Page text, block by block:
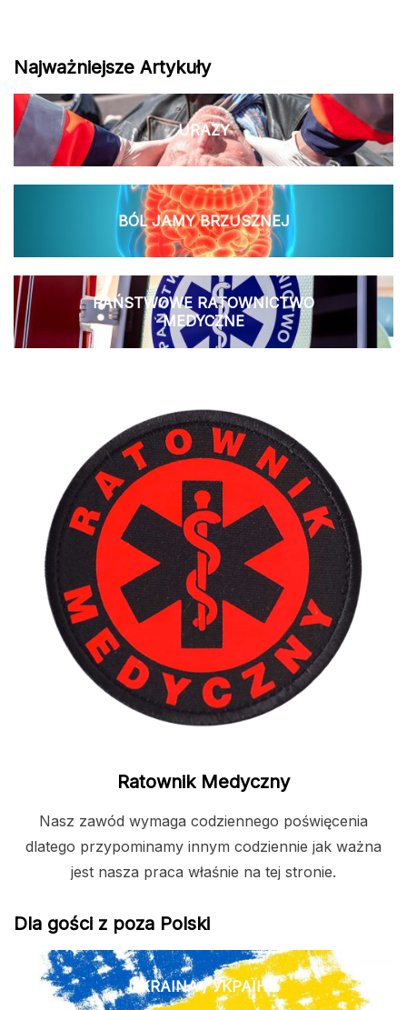
Najważniejsze Artykuły
URAZY
BÓL JAMY BRZUSZNEJ
PAŃSTWOWE RATOWNICTWO
MEDYCZNE
Ratownik Medyczny
Nasz zawód wymaga codziennego poświęcenia
dlatego przypominamy innym codziennie jak ważna
jest nasza praca właśnie na tej stronie.
Dla gości z poza Polski
UKRAINA / УКРАЇНА